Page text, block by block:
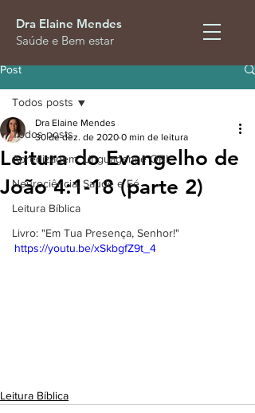
Dra Elaine Mendes
Saúde e Bem estar
Post
Todos posts
Apredizagem, Linguagem e ORL
Neurociência, Saúde e Fé
Leitura Bíblica
Livro: "Em Tua Presença, Senhor!"
Todos posts
Leitura do Evangelho de
João 4:1-18 (parte 2)
Dra Elaine Mendes
30 de dez. de 2020 0 min de leitura
https://youtu.be/xSkbgfZ9t_4
Leitura Bíblica